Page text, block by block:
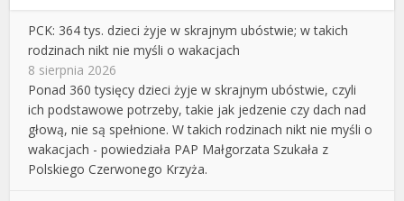
PCK: 364 tys. dzieci żyje w skrajnym ubóstwie; w takich
rodzinach nikt nie myśli o wakacjach
8 sierpnia 2026
Ponad 360 tysięcy dzieci żyje w skrajnym ubóstwie, czyli
ich podstawowe potrzeby, takie jak jedzenie czy dach nad
głową, nie są spełnione. W takich rodzinach nikt nie myśli o
wakacjach - powiedziała PAP Małgorzata Szukała z
Polskiego Czerwonego Krzyża.